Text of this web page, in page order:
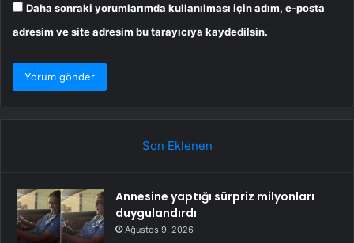
Daha sonraki yorumlarımda kullanılması için adım, e-posta
adresim ve site adresim bu tarayıcıya kaydedilsin.
Son Eklenen
Annesine yaptığı sürpriz milyonları
duygulandırdı
Ağustos 9, 2026